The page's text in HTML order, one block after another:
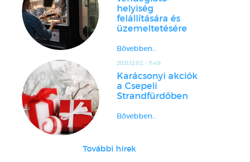
helyiség
felállítására és
üzemeltetésére
Bővebben...
2021.12.02. - 11:49
Karácsonyi akciók
a Csepeli
Strandfürdőben
Bővebben...
További hírek